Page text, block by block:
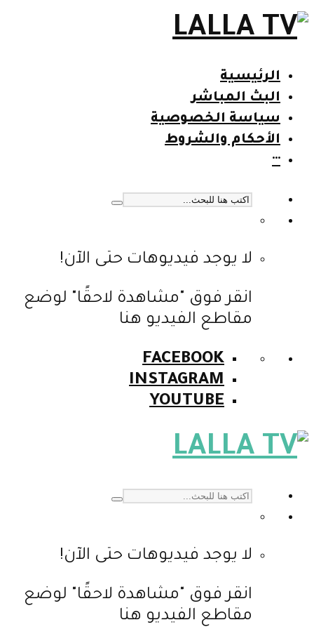
الرئيسية
البث المباشر
سياسة الخصوصية
الأحكام والشروط
···
لا يوجد فيديوهات حتى الآن!
انقر فوق "مشاهدة لاحقًا" لوضع
مقاطع الفيديو هنا
FACEBOOK
INSTAGRAM
YOUTUBE
لا يوجد فيديوهات حتى الآن!
انقر فوق "مشاهدة لاحقًا" لوضع
مقاطع الفيديو هنا